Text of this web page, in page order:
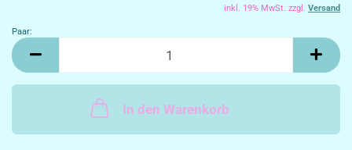
inkl. 19% MwSt. zzgl. Versand
Paar:
Paar
In den Warenkorb